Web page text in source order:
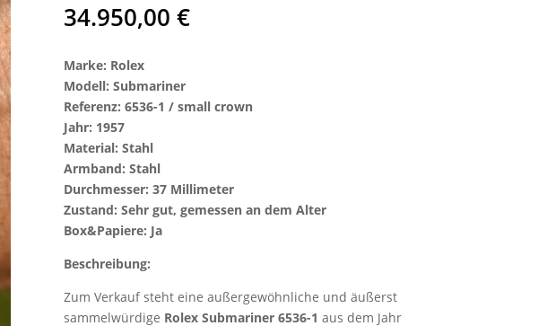
34.950,00 €
Marke: Rolex
Modell: Submariner
Referenz: 6536-1 / small crown
Jahr: 1957
Material: Stahl
Armband: Stahl
Durchmesser: 37 Millimeter
Zustand: Sehr gut, gemessen an dem Alter
Box&Papiere: Ja
Beschreibung:
Zum Verkauf steht eine außergewöhnliche und äußerst
sammelwürdige Rolex Submariner 6536-1 aus dem Jahr